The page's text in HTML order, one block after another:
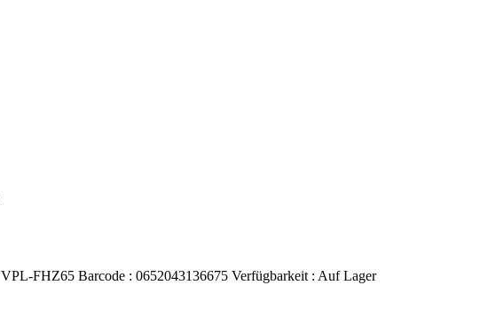
VPL-FHZ65 Barcode : 0652043136675 Verfügbarkeit : Auf Lager